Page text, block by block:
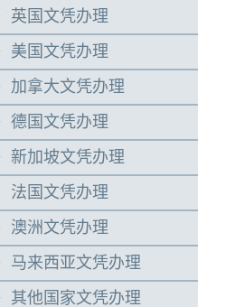
英国文凭办理
美国文凭办理
加拿大文凭办理
德国文凭办理
新加坡文凭办理
法国文凭办理
澳洲文凭办理
马来西亚文凭办理
其他国家文凭办理